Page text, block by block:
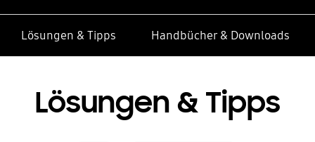
Lösungen & Tipps Handbücher & Downloads
Lösungen & Tipps